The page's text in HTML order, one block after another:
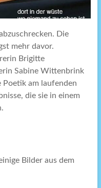
Die
mehr davor.
Brigitte
Sabine Wittenbrink
am laufenden
die sie in einem
Bilder aus dem